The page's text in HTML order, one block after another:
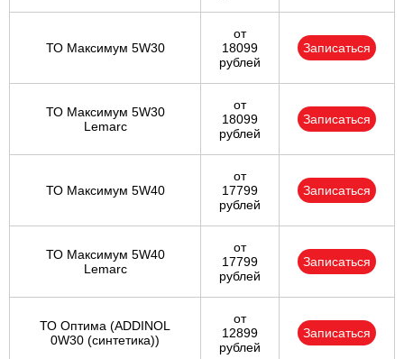
ТО Максимум 5W30
от
18099
рублей
Записаться
ТО Максимум 5W30
Lemarc
от
18099
рублей
Записаться
ТО Максимум 5W40
от
17799
рублей
Записаться
ТО Максимум 5W40
Lemarc
от
17799
рублей
Записаться
ТО Оптима (ADDINOL
0W30 (синтетика))
от
12899
рублей
Записаться